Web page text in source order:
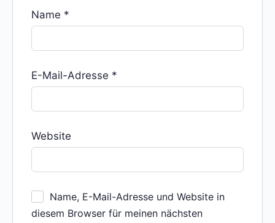
Name *
E-Mail-Adresse *
Website
Name, E-Mail-Adresse und Website in
diesem Browser für meinen nächsten